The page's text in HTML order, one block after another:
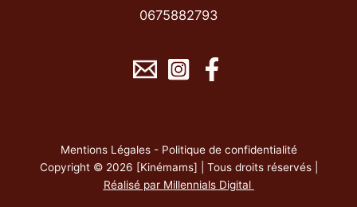
0675882793
Mentions Légales- Politique de confidentialité
Copyright © 2026 [Kinémams] | Tous droits réservés |
Réalisé par Millennials Digital